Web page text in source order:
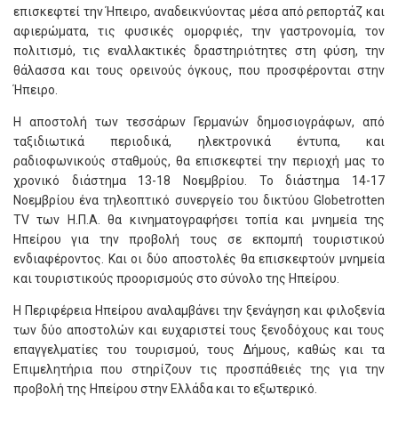
επισκεφτεί την Ήπειρο, αναδεικνύοντας μέσα από ρεπορτάζ και
αφιερώματα, τις φυσικές ομορφιές, την γαστρονομία, τον
πολιτισμό, τις εναλλακτικές δραστηριότητες στη φύση, την
θάλασσα και τους ορεινούς όγκους, που προσφέρονται στην
Ήπειρο.
Η αποστολή των τεσσάρων Γερμανών δημοσιογράφων, από
ταξιδιωτικά περιοδικά, ηλεκτρονικά έντυπα, και
ραδιοφωνικούς σταθμούς, θα επισκεφτεί την περιοχή μας το
χρονικό διάστημα 13-18 Νοεμβρίου. Το διάστημα 14-17
Νοεμβρίου ένα τηλεοπτικό συνεργείο του δικτύου Globetrotten
TV των Η.Π.Α. θα κινηματογραφήσει τοπία και μνημεία της
Ηπείρου για την προβολή τους σε εκπομπή τουριστικού
ενδιαφέροντος. Και οι δύο αποστολές θα επισκεφτούν μνημεία
και τουριστικούς προορισμούς στο σύνολο της Ηπείρου.
Η Περιφέρεια Ηπείρου αναλαμβάνει την ξενάγηση και φιλοξενία
των δύο αποστολών και ευχαριστεί τους ξενοδόχους και τους
επαγγελματίες του τουρισμού, τους Δήμους, καθώς και τα
Επιμελητήρια που στηρίζουν τις προσπάθειές της για την
προβολή της Ηπείρου στην Ελλάδα και το εξωτερικό.